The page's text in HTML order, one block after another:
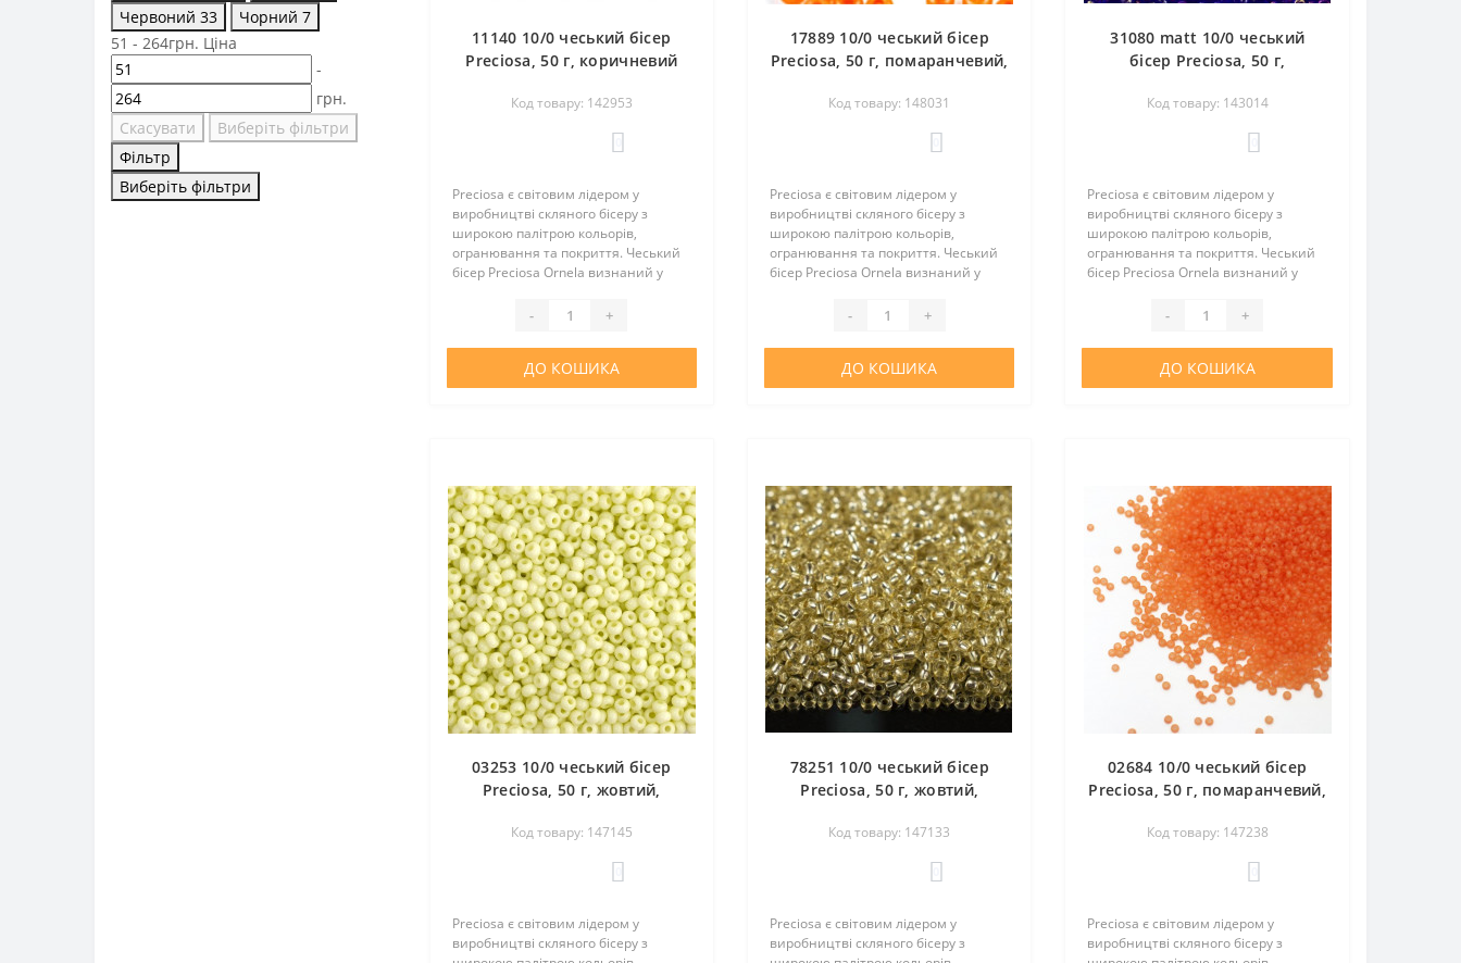
Червоний 33 Чорний 7
51 - 264грн. Ціна
-
грн.
Скасувати
Виберіть фільтри
Фільтр
Виберіть фільтри
11140 10/0 чеський бісер
Preciosa, 50 г, коричневий
райдужний
Код товару: 142953
Preciosa є світовим лідером у
виробництві скляного бісеру з
широкою палітрою кольорів,
огранювання та покриття. Чеський
бісер Preciosa Ornela визнаний у
оптимальну вартість. Цей бісер
- +
ДО КОШИКА
17889 10/0 чеський бісер
Preciosa, 50 г, помаранчевий,
алебастровий
Код товару: 148031
Preciosa є світовим лідером у
виробництві скляного бісеру з
широкою палітрою кольорів,
огранювання та покриття. Чеський
бісер Preciosa Ornela визнаний у
оптимальну вартість. Цей бісер
- +
ДО КОШИКА
31080 matt 10/0 чеський
бісер Preciosa, 50 г,
прозорий райдужний
Код товару: 143014
Preciosa є світовим лідером у
виробництві скляного бісеру з
широкою палітрою кольорів,
огранювання та покриття. Чеський
бісер Preciosa Ornela визнаний у
оптимальну вартість. Цей бісер
- +
ДО КОШИКА
03253 10/0 чеський бісер
Preciosa, 50 г, жовтий,
сольгель
Код товару: 147145
Preciosa є світовим лідером у
виробництві скляного бісеру з
78251 10/0 чеський бісер
Preciosa, 50 г, жовтий,
блискучим срібним отвором
Код товару: 147133
Preciosa є світовим лідером у
виробництві скляного бісеру з
02684 10/0 чеський бісер
Preciosa, 50 г, помаранчевий,
алебастровий
Код товару: 147238
Preciosa є світовим лідером у
виробництві скляного бісеру з